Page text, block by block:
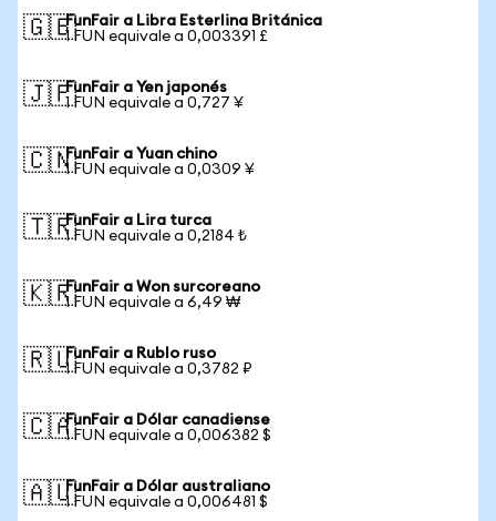
🇬🇧FunFair a Libra Esterlina Británica
1 FUN equivale a 0,003391 £
🇯🇵FunFair a Yen japonés
1 FUN equivale a 0,727 ¥
🇨🇳FunFair a Yuan chino
1 FUN equivale a 0,0309 ¥
🇹🇷FunFair a Lira turca
1 FUN equivale a 0,2184 ₺
🇰🇷FunFair a Won surcoreano
1 FUN equivale a 6,49 ₩
🇷🇺FunFair a Rublo ruso
1 FUN equivale a 0,3782 ₽
🇨🇦FunFair a Dólar canadiense
1 FUN equivale a 0,006382 $
🇦🇺FunFair a Dólar australiano
1 FUN equivale a 0,006481 $